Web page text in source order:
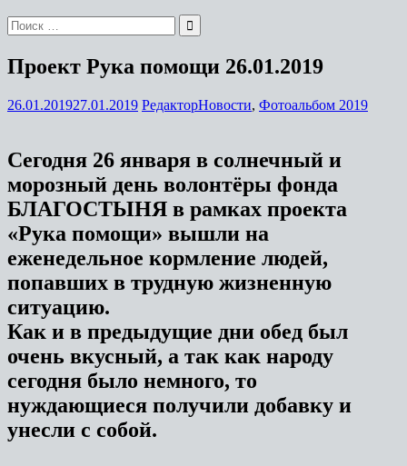
Проект Рука помощи 26.01.2019
26.01.201927.01.2019 РедакторНовости, Фотоальбом 2019
Сегодня 26 января в солнечный и
морозный день волонтёры фонда
БЛАГОСТЫНЯ в рамках проекта
«Рука помощи» вышли на
еженедельное кормление людей,
попавших в трудную жизненную
ситуацию.
Как и в предыдущие дни обед был
очень вкусный, а так как народу
сегодня было немного, то
нуждающиеся получили добавку и
унесли с собой.